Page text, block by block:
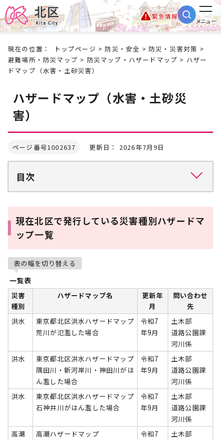
緊急情報
メニュー
現在の位置： トップページ > 防災・安全 > 防災・災害対策 >
避難場所・防災マップ > 防災マップ・ハザードマップ > ハザー
ドマップ（水害・土砂災害）
ハザードマップ（水害・土砂災
害）
ページ番号1002637 更新日： 2026年7月9日
目次
現在北区で発行している災害種別ハザードマ
ップ一覧
表の幅を切り替える
一覧表
災害
種別
ハザードマップ名
更新年
月
問い合わせ
先
洪水
東京都北区洪水ハザードマップ
荒川が氾濫した場合
令和7
年9月
土木部
道路公園課
河川係
洪水
東京都北区洪水ハザードマップ
隅田川・新河岸川・神田川がは
ん濫した場合
令和7
年9月
土木部
道路公園課
河川係
洪水
東京都北区洪水ハザードマップ
石神井川がはん濫した場合
令和7
年9月
土木部
道路公園課
河川係
高潮
高潮ハザードマップ
令和7
土木部